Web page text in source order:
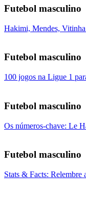
Futebol masculino
Hakimi, Mendes,
Futebol masculino
100 jogos na Ligue 1
Futebol masculino
Os números-chave: Le
Futebol masculino
Stats & Facts: